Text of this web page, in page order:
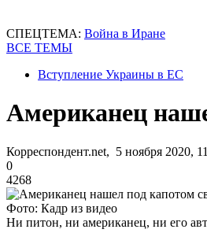
СПЕЦТЕМА: Война в Иране
ВСЕ ТЕМЫ
Вступление Украины в ЕС
Американец
Корреспондент.net, 5 ноября 2020,
0
4268
Фото: Кадр из видео
Ни питон, ни американец, ни его